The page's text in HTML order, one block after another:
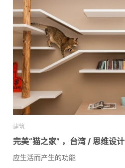
建筑
完美“猫之家” ，台湾 / 思维设计
应生活而产生的功能